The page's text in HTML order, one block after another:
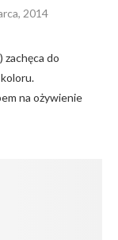
2014
zachęca do
na ożywienie